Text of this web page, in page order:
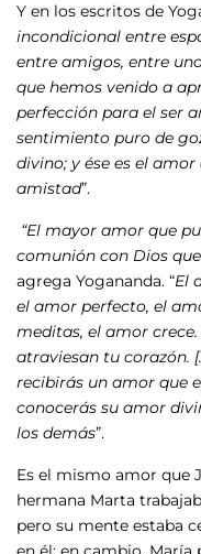
Y en los escritos de
incondicional entre
entre amigos, entre
que hemos venido a
perfección para el ser
sentimiento puro de
divino; y ése es el
amistad”.
“El mayor amor que
comunión con Dios
agrega Yogananda. “El
el amor perfecto, el
meditas, el amor
atraviesan tu corazón.
recibirás un amor que
conocerás su amor
los demás”.
Es el mismo amor que
hermana Marta
pero su mente estaba